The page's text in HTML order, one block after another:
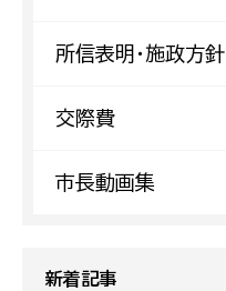
所信表明・施政方針
交際費
市長動画集
新着記事